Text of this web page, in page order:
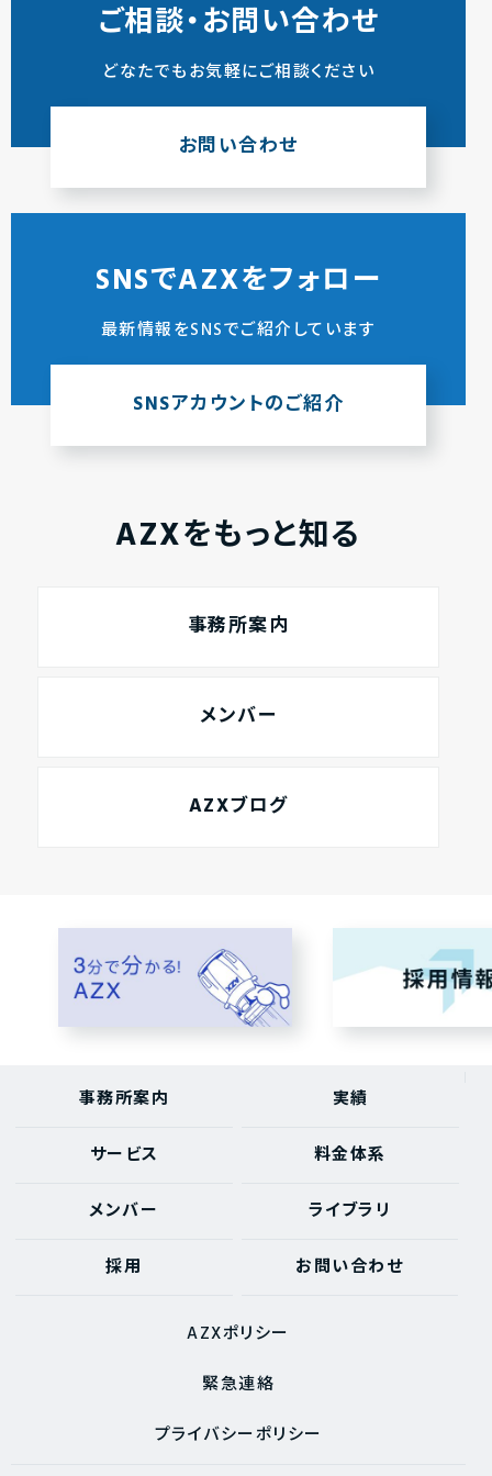
ご相談・お問い合わせ
どなたでもお気軽にご相談ください
お問い合わせ
SNSでAZXをフォロー
最新情報をSNSでご紹介しています
SNSアカウントのご紹介
AZXをもっと知る
事務所案内
メンバー
AZXブログ
事務所案内 実績
サービス 料金体系
メンバー ライブラリ
採用 お問い合わせ
AZXポリシー
緊急連絡
プライバシーポリシー